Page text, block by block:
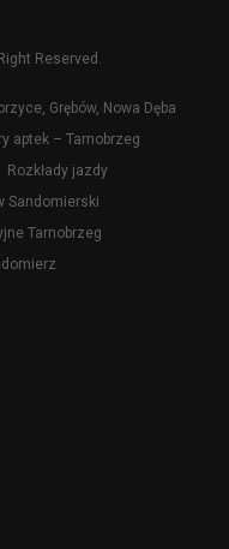
Reserved.
Grębów, Nowa Dęba
aptek – Tarnobrzeg
Rozkłady jazdy
Sandomierski
Tarnobrzeg